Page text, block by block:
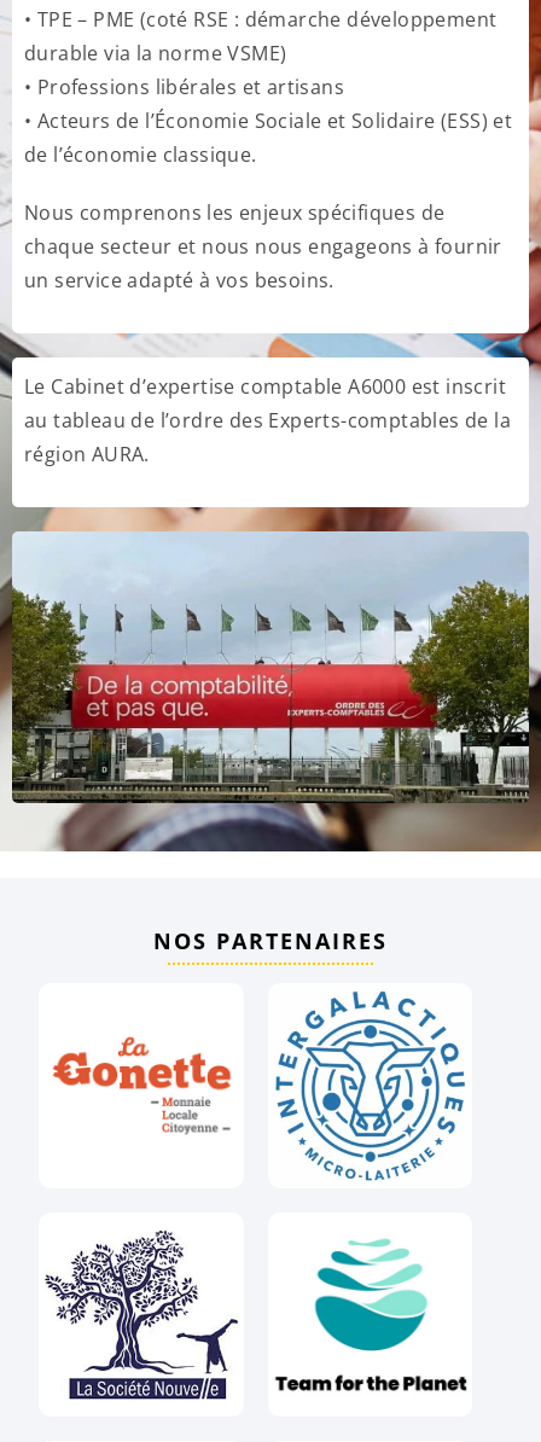
• TPE – PME (coté RSE : démarche développement
durable via la norme VSME)
• Professions libérales et artisans
• Acteurs de l’Économie Sociale et Solidaire (ESS) et
de l’économie classique.
Nous comprenons les enjeux spécifiques de
chaque secteur et nous nous engageons à fournir
un service adapté à vos besoins.
Le Cabinet d’expertise comptable A6000 est inscrit
au tableau de l’ordre des Experts-comptables de la
région AURA.
NOS PARTENAIRES